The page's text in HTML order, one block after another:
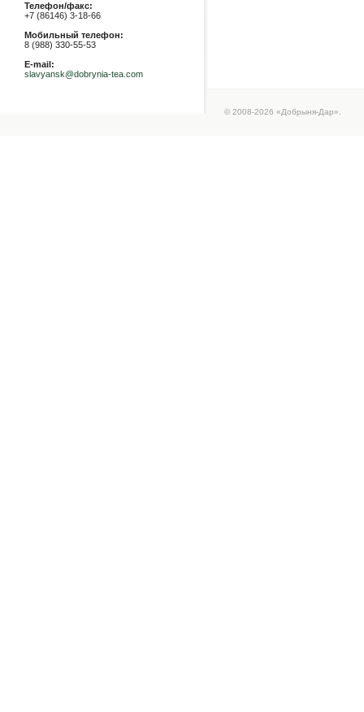
Телефон/факс:
+7 (86146) 3-18-66
Мобильный телефон:
8 (988) 330-55-53
E-mail:
slavyansk@dobrynia-tea.com
© 2008-2026 «Добрыня-Дар».